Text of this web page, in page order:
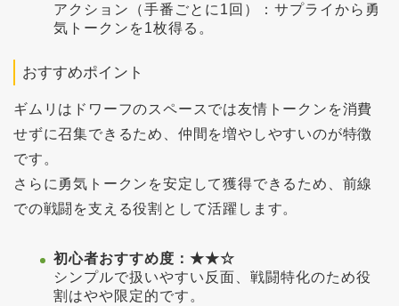
アクション（手番ごとに1回）：サプライから勇
気トークンを1枚得る。
おすすめポイント
ギムリはドワーフのスペースでは友情トークンを消費
せずに召集できるため、仲間を増やしやすいのが特徴
です。
さらに勇気トークンを安定して獲得できるため、前線
での戦闘を支える役割として活躍します。
初心者おすすめ度：★★☆
シンプルで扱いやすい反面、戦闘特化のため役
割はやや限定的です。